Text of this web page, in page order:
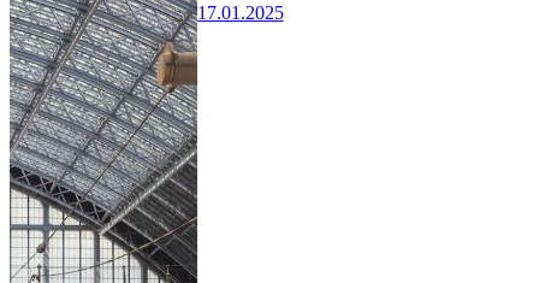
17.01.2025